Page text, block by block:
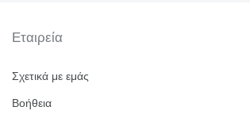
Εταιρεία
Σχετικά με εμάς
Βοήθεια